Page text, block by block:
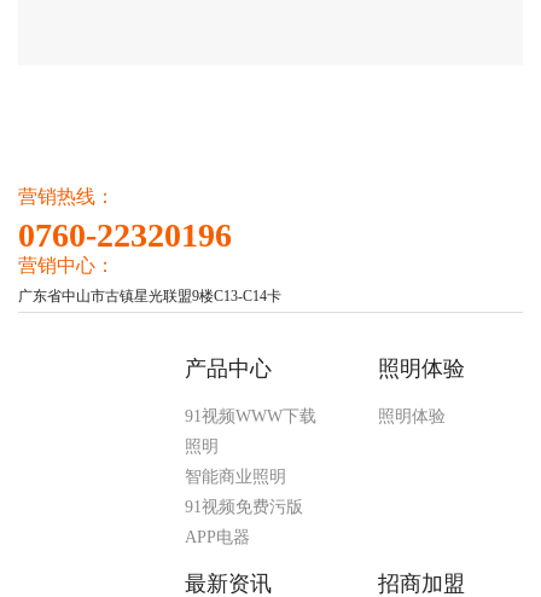
营销热线：
0760-22320196
营销中心：
广东省中山市古镇星光联盟9楼C13-C14卡
产品中心
91视频WWW下载
照明
智能商业照明
91视频免费污版
APP电器
照明体验
照明体验
最新资讯 招商加盟